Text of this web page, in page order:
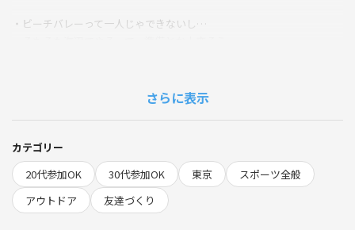
・ビーチバレーって一人じゃできないし…
などなど不安がある方もいらっしゃると思います。
の方でも気軽に楽しめるエンジョイビーチバレーを行う予定です❕
運動が苦手な方もご安心ください！
とんでもなくラフにやります〜笑
さらに表示
カテゴリー
20代参加OK
30代参加OK 東京
スポーツ全般
アウトドア
友達づくり